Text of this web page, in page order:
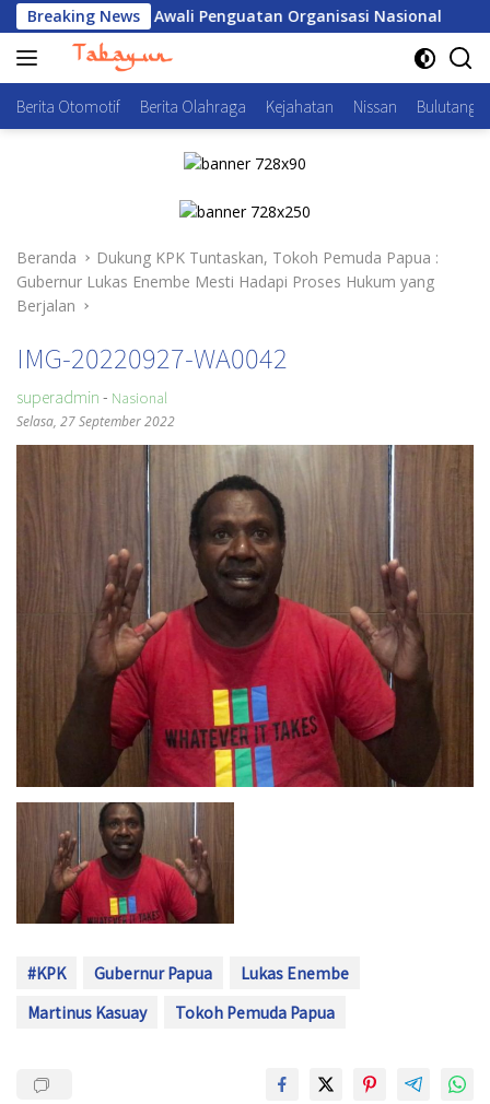
Langsung
ke
konten
Breaking News
Polri, Awali Penguatan Organisasi Nasional Seleksi
Berita Otomotif Berita Olahraga Kejahatan Nissan
Beranda
Dukung KPK Tuntaskan, Tokoh Pemuda Papua :
Gubernur Lukas Enembe Mesti Hadapi Proses Hukum yang
Berjalan
IMG-20220927-WA0042
superadmin - Nasional
Selasa, 27 September 2022
#KPK Gubernur Papua
Lukas Enembe
Martinus Kasuay
Tokoh Pemuda Papua